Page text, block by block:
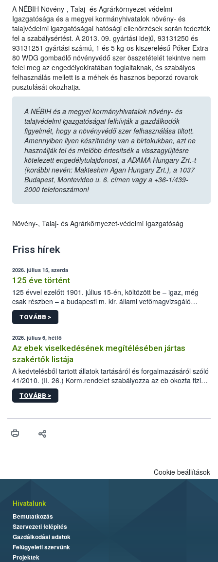
A NÉBIH Növény-, Talaj- és Agrárkörnyezet-védelmi
Igazgatósága és a megyei kormányhivatalok növény- és
talajvédelmi igazgatóságai hatósági ellenőrzések során fedezték
fel a szabálysértést. A 2013. 09. gyártási idejű, 93131250 és
93131251 gyártási számú, 1 és 5 kg-os kiszerelésű Póker Extra
80 WDG gombaölő növényvédő szer összetételét tekintve nem
felel meg az engedélyokiratában foglaltaknak, és szabályos
felhasználás mellett is a méhek és hasznos beporzó rovarok
pusztulását okozhatja.
A NÉBIH és a megyei kormányhivatalok növény- és
talajvédelmi igazgatóságai felhívják a gazdálkodók
figyelmét, hogy a növényvédő szer felhasználása tiltott.
Amennyiben ilyen készítmény van a birtokukban, azt ne
használják fel és mielőbb értesítsék a visszagyűjtésre
kötelezett engedélytulajdonost, a ADAMA Hungary Zrt.-t
(korábbi nevén: Makteshim Agan Hungary Zrt.), a 1037
Budapest, Montevideo u. 6. címen vagy a +36-1/439-
2000 telefonszámon!
Növény-, Talaj- és Agrárkörnyezet-védelmi Igazgatóság
Friss hírek
2026. július 15, szerda
125 éve történt
125 évvel ezelőtt 1901. július 15-én, költözött be – igaz, még
csak részben – a budapesti m. kir. állami vetőmagvizsgáló
állomás a Kis Rókus utca 15. szám alatti, Czigler Győző által
tervezett új épületébe.
TOVÁBB >
2026. július 6, hétfő
Az ebek viselkedésének megítélésében jártas
szakértők listája
A kedvtelésből tartott állatok tartásáról és forgalmazásáról szóló
41/2010. (II. 26.) Korm.rendelet szabályozza az eb okozta fizikai
sérülés, illetve ennek veszélye keletkezésekor felmerülő
hatósági feladatokat, valamint a veszélyes eb tartását és annak
vonni az ebek viselkedésének megítélésében jártas szakértőt.
TOVÁBB >
Cookie beállítások
Hivatalunk
Bemutatkozás
Szervezeti felépítés
Gazdálkodási adatok
Felügyeleti szervünk
Projektek